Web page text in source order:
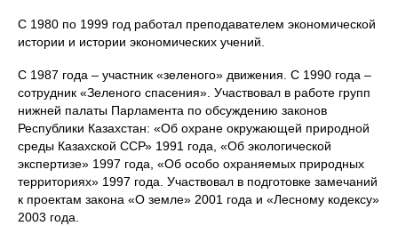
С 1980 по 1999 год работал преподавателем экономической
истории и истории экономических учений.
С 1987 года – участник «зеленого» движения. С 1990 года –
сотрудник «Зеленого спасения». Участвовал в работе групп
нижней палаты Парламента по обсуждению законов
Республики Казахстан: «Об охране окружающей природной
среды Казахской ССР» 1991 года, «Об экологической
экспертизе» 1997 года, «Об особо охраняемых природных
территориях» 1997 года. Участвовал в подготовке замечаний
к проектам закона «О земле» 2001 года и «Лесному кодексу»
2003 года.